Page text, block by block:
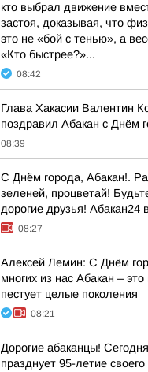
кто выбрал движение
застоя, доказывая, что
это не «бой с тенью», а
«Кто быстрее?»...
08:42
Глава Хакасии Валентин
поздравил Абакан с Днём
08:39
С Днём города, Абакан!.
зеленей, процветай!
дорогие друзья!
08:27
Алексей Лемин: С Днём
многих из нас Абакан –
пестует целые поколения
08:21
Дорогие абаканцы!
празднует 95-летие своего